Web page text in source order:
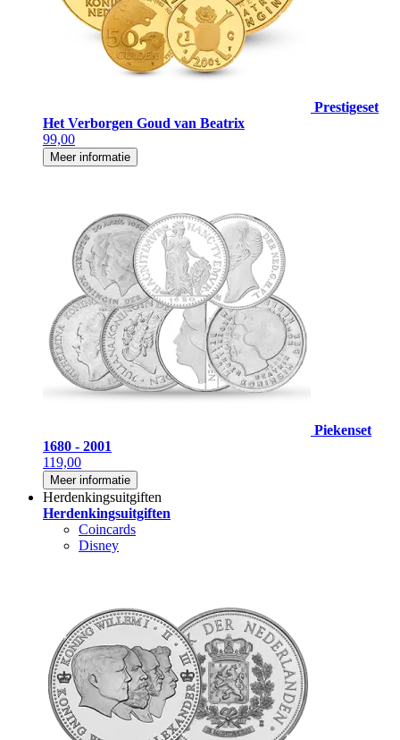
Prestigeset
Het Verborgen Goud van Beatrix
99,00
Meer informatie
Piekenset
1680 - 2001
119,00
Meer informatie
Herdenkingsuitgiften
Herdenkingsuitgiften
Coincards
Disney